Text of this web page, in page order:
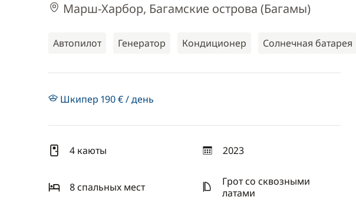
Марш-Харбор, Багамские острова (Багамы)
Автопилот Генератор Кондиционер Солнечная батарея
Шкипер 190 € / день
4 каюты 2023
год
8 спальныx мест
Грот со сквозными
латами